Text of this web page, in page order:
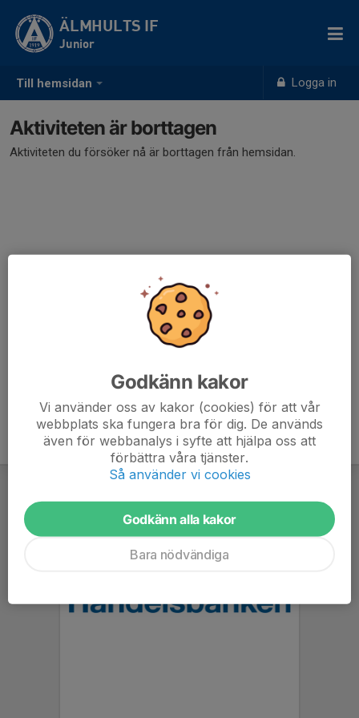
Till hemsidan Logga in
ÄLMHULTS IF
Junior
Aktiviteten är borttagen
Aktiviteten du försöker nå är borttagen från hemsidan.
Godkänn kakor
Vi använder oss av kakor (cookies) för att vår
webbplats ska fungera bra för dig. De används
även för webbanalys i syfte att hjälpa oss att
förbättra våra tjänster.
Så använder vi cookies
Godkänn alla kakor
Bara nödvändiga